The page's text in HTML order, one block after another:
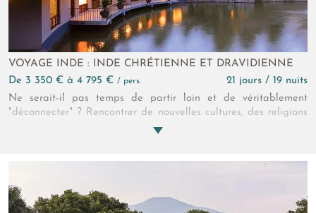
VOYAGE INDE : INDE CHRÉTIENNE ET DRAVIDIENNE
de 3 350 € à 4 795 € / pers.
21 jours / 19 nuits
Ne serait-il pas temps de partir loin et de véritablement
"déconnecter" ? Rencontrer de nouvelles cultures, des religions
à part, essayer la médecine ayurvédique, se nourrir des
la luxuriance des paysages qui s'offrent à vous... tout cela au
cours d'un périple hautement spirituel qui parcourt l'Inde du
Sud dans sa plus belle diversité.